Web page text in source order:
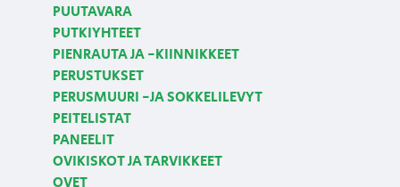
PUUTAVARA
PUTKIYHTEET
PIENRAUTA JA -KIINNIKKEET
PERUSTUKSET
PERUSMUURI -JA SOKKELILEVYT
PEITELISTAT
PANEELIT
OVIKISKOT JA TARVIKKEET